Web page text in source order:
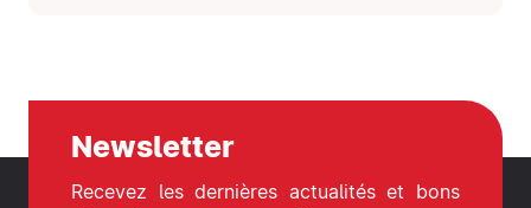
Newsletter
Recevez les dernières actualités et bons